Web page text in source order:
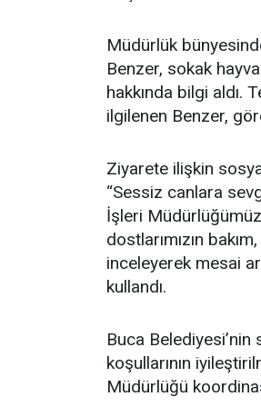
Müdürlük
Benzer, sokak
hakkında bilgi aldı.
ilgilenen Benzer,
Ziyarete ilişkin
“Sessiz canlara
İşleri
dostlarımızın
inceleyerek mesai
kullandı.
Buca Belediyesi’nin
koşullarının
Müdürlüğü